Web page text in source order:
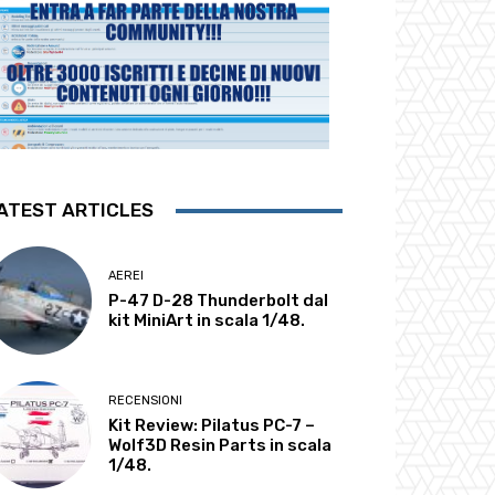
ARTICLES
AEREI
P-47 D-28 Thunderbolt dal
kit MiniArt in scala 1/48.
RECENSIONI
Kit Review: Pilatus PC-7 –
Wolf3D Resin Parts in scala
1/48.